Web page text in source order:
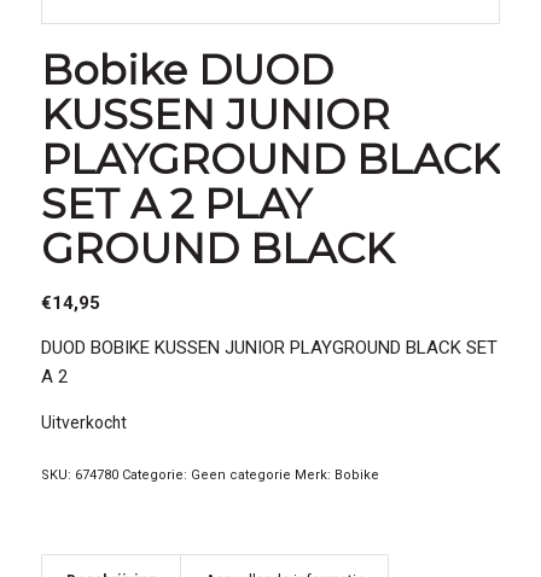
Bobike DUOD
KUSSEN JUNIOR
PLAYGROUND BLACK
SET A 2 PLAY
GROUND BLACK
€14,95
DUOD BOBIKE KUSSEN JUNIOR PLAYGROUND BLACK SET
A 2
Uitverkocht
SKU: 674780 Categorie: Geen categorie Merk: Bobike